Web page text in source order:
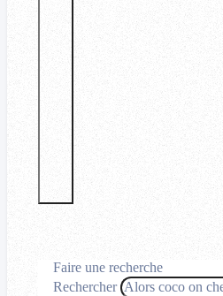
Faire une recherche
Rechercher